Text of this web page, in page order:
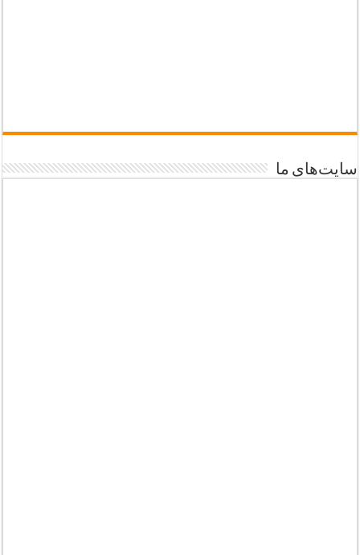
سایت‌های ما